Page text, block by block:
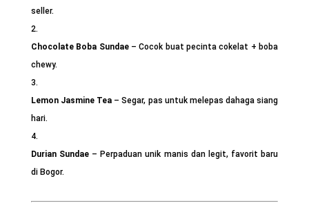
seller.
Chocolate Boba Sundae– Cocok buat pecinta cokelat + boba
chewy.
Lemon Jasmine Tea – Segar, pas untuk melepas dahaga siang
hari.
Durian Sundae– Perpaduan unik manis dan legit, favorit baru
di Bogor.